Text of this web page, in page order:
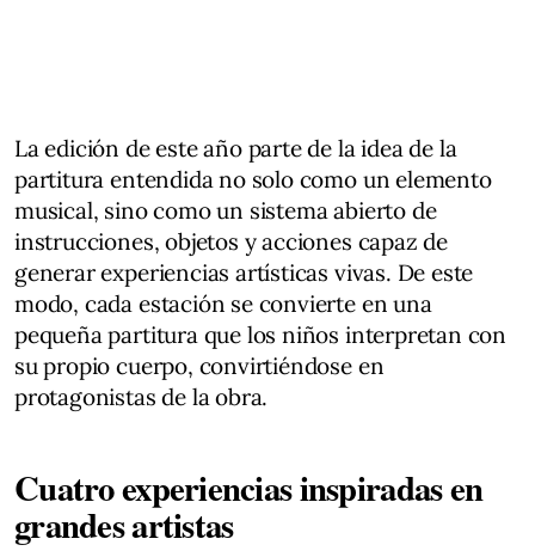
La edición de este año parte de la idea de la
partitura entendida no solo como un elemento
musical, sino como un sistema abierto de
instrucciones, objetos y acciones capaz de
generar experiencias artísticas vivas. De este
modo, cada estación se convierte en una
pequeña partitura que los niños interpretan con
su propio cuerpo, convirtiéndose en
protagonistas de la obra.
Cuatro experiencias inspiradas en
grandes artistas